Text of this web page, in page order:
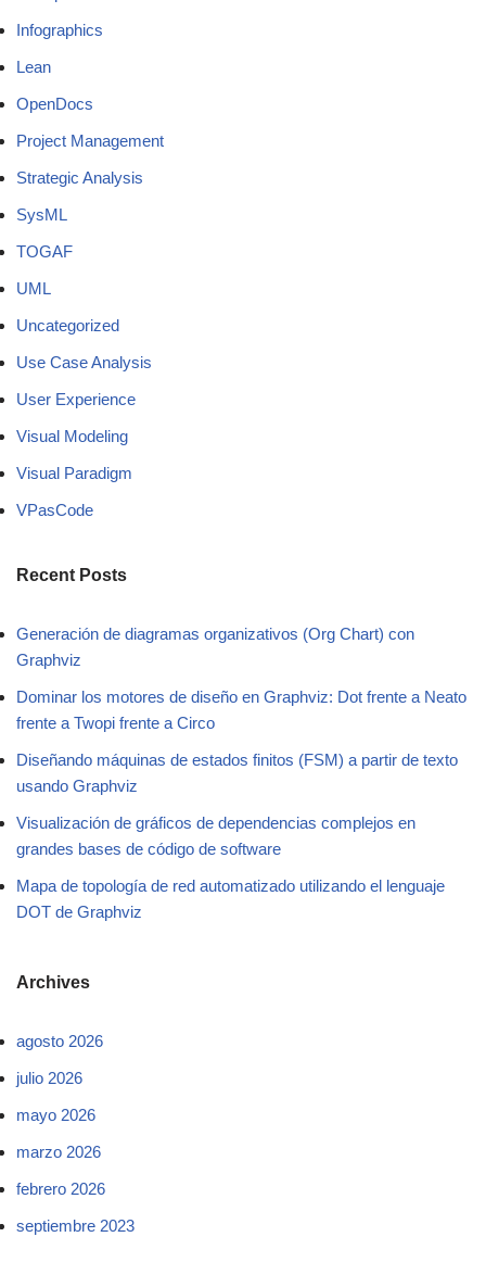
Infographics
Lean
OpenDocs
Project Management
Strategic Analysis
SysML
TOGAF
UML
Uncategorized
Use Case Analysis
User Experience
Visual Modeling
Visual Paradigm
VPasCode
Recent Posts
Generación de diagramas organizativos (Org Chart) con
Graphviz
Dominar los motores de diseño en Graphviz: Dot frente a Neato
frente a Twopi frente a Circo
Diseñando máquinas de estados finitos (FSM) a partir de texto
usando Graphviz
Visualización de gráficos de dependencias complejos en
grandes bases de código de software
Mapa de topología de red automatizado utilizando el lenguaje
DOT de Graphviz
Archives
agosto 2026
julio 2026
mayo 2026
marzo 2026
febrero 2026
septiembre 2023